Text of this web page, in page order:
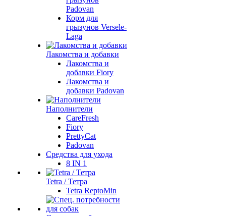
Padovan
Корм для
грызунов Versele-
Laga
Лакомства и добавки
Лакомства и
добавки Fiory
Лакомства и
добавки Padovan
Наполнители
CareFresh
Fiory
PrettyCat
Padovan
Средства для ухода
8 IN 1
Tetra / Тетра
Tetra ReptoMin